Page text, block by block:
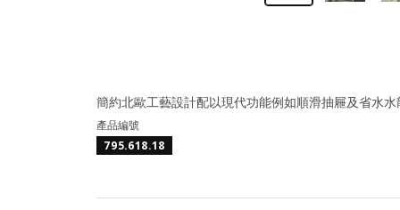
簡約北歐工藝設計配以現代功能例如順滑抽屜及省水
產品編號
795.618.18